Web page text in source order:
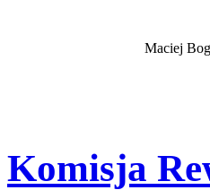
Maciej
Komisja